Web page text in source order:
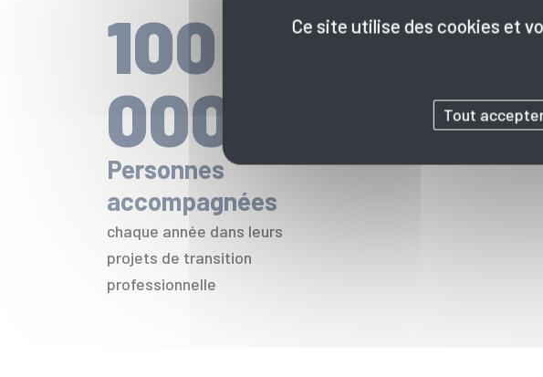
100
000
Personnes
accompagnées
chaque année dans leurs
projets de transition
professionnelle
Ce site utilise des cookies et
Tout